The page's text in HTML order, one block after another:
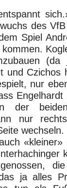
des
Spiel
(da
und Czichos
nur
Engelhardt
der beiden
nur
ja alles